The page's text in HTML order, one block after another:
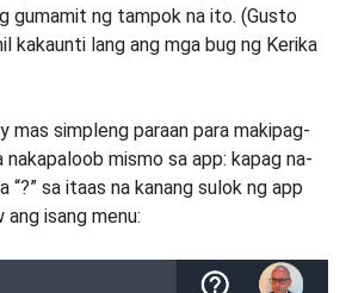
gumamit ng tampok na ito. (Gusto
kakaunti lang ang mga bug ng Kerika
mas simpleng paraan para makipag-
nakapaloob mismo sa app: kapag na-
“?” sa itaas na kanang sulok ng app
isang menu: